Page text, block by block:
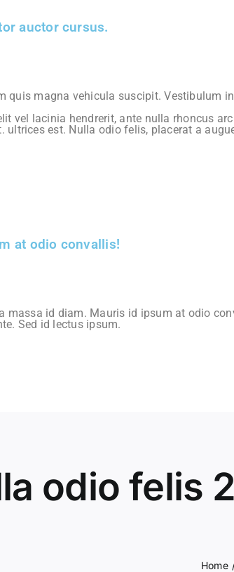
auctor cursus.
quis magna vehicula suscipit. Vestibulum
vel lacinia hendrerit, ante nulla rhoncus
ultrices est. Nulla odio felis, placerat a
at odio convallis!
massa id diam. Mauris id ipsum at odio
Sed id lectus ipsum.
odio felis
Home